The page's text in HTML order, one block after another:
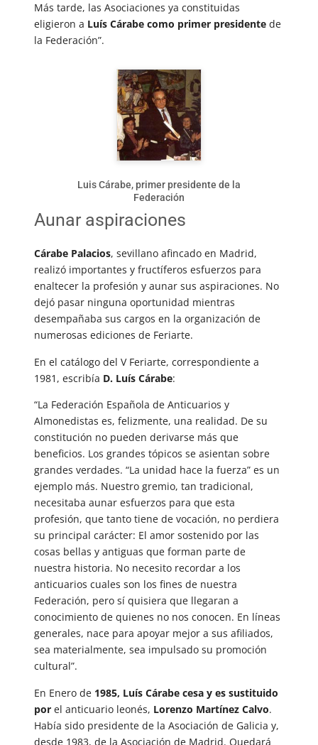
Más tarde, las Asociaciones ya constituidas
eligieron a Luís Cárabe como primer presidente de
la Federación”.
Luis Cárabe, primer presidente de la
Federación
Aunar aspiraciones
Cárabe Palacios, sevillano afincado en Madrid,
realizó importantes y fructíferos esfuerzos para
enaltecer la profesión y aunar sus aspiraciones. No
dejó pasar ninguna oportunidad mientras
desempañaba sus cargos en la organización de
numerosas ediciones de Feriarte.
En el catálogo del V Feriarte, correspondiente a
1981, escribía D. Luís Cárabe:
“La Federación Española de Anticuarios y
Almonedistas es, felizmente, una realidad. De su
constitución no pueden derivarse más que
beneficios. Los grandes tópicos se asientan sobre
grandes verdades. “La unidad hace la fuerza” es un
ejemplo más. Nuestro gremio, tan tradicional,
necesitaba aunar esfuerzos para que esta
profesión, que tanto tiene de vocación, no perdiera
su principal carácter: El amor sostenido por las
cosas bellas y antiguas que forman parte de
nuestra historia. No necesito recordar a los
anticuarios cuales son los fines de nuestra
Federación, pero sí quisiera que llegaran a
conocimiento de quienes no nos conocen. En líneas
generales, nace para apoyar mejor a sus afiliados,
sea materialmente, sea impulsado su promoción
cultural”.
En Enero de 1985, Luís Cárabe cesa y es sustituido
por el anticuario leonés, Lorenzo Martínez Calvo.
Había sido presidente de la Asociación de Galicia y,
desde 1983, de la Asociación de Madrid. Quedará